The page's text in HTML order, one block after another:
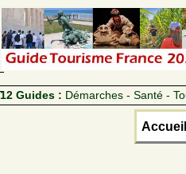
12 Guides : Démarches - Santé -
Accueil